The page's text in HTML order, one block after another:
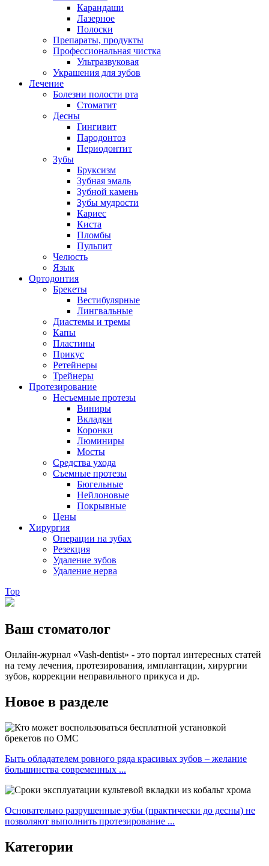
Карандаши
Лазерное
Полоски
Препараты, продукты
Профессиональная чистка
Ультразвуковая
Украшения для зубов
Лечение
Болезни полости рта
Стоматит
Десны
Гингивит
Пародонтоз
Периодонтит
Зубы
Бруксизм
Зубная эмаль
Зубной камень
Зубы мудрости
Кариес
Киста
Пломбы
Пульпит
Челюсть
Язык
Ортодонтия
Брекеты
Вестибулярные
Лингвальные
Диастемы и тремы
Капы
Пластины
Прикус
Ретейнеры
Трейнеры
Протезирование
Несъемные протезы
Виниры
Вкладки
Коронки
Люминиры
Мосты
Средства ухода
Съемные протезы
Бюгельные
Нейлоновые
Покрывные
Цены
Хирургия
Операции на зубах
Резекция
Удаление зубов
Удаление нерва
Top
Ваш стоматолог
Онлайн-журнал «Vash-dentist» - это портал интересных статей
на тему лечения, протезирования, имплантации, хирургии
зубов, коррекции неправильного прикуса и др.
Новое в разделе
Быть обладателем ровного ряда красивых зубов – желание
большинства современных ...
Основательно разрушенные зубы (практически до десны) не
позволяют выполнить протезирование ...
Категории